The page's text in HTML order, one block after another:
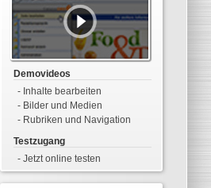
Demovideos
- Inhalte bearbeiten
- Bilder und Medien
- Rubriken und Navigation
Testzugang
- Jetzt online testen